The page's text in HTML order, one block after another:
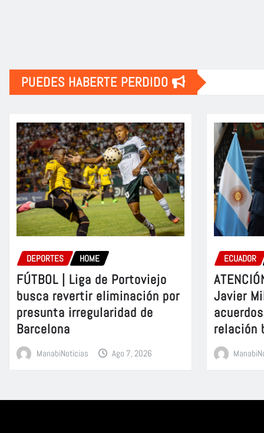
PUEDES HABERTE PERDIDO
DEPORTES HOME
FÚTBOL | Liga de Portoviejo
busca revertir eliminación por
presunta irregularidad de
Barcelona
ManabiNoticias Ago 7, 2026
ECUADOR
Javier
relación